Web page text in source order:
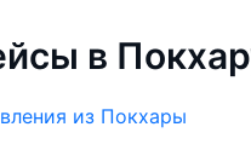
ориентируясь
в
из Покхары